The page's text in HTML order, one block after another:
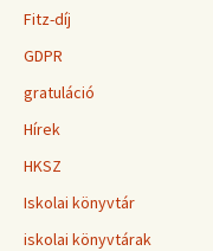
Fitz-díj
GDPR
gratuláció
Hírek
HKSZ
Iskolai könyvtár
iskolai könyvtárak